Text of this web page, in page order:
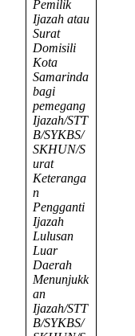
Pemilik
Ijazah atau
Surat
Domisili
Kota
Samarinda
bagi
pemegang
Ijazah/STT
B/SYKBS/
SKHUN/S
urat
Keteranga
n
Pengganti
Ijazah
Lulusan
Luar
Daerah
Menunjukk
an
Ijazah/STT
B/SYKBS/